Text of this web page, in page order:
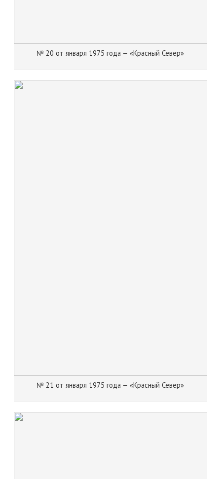
№ 20 от января 1975 года — «Красный Север»
№ 21 от января 1975 года — «Красный Север»